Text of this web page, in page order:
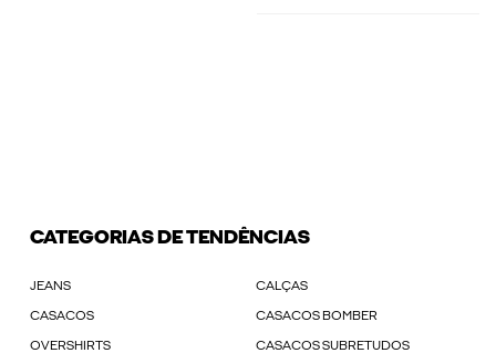
CATEGORIAS DE TENDÊNCIAS
JEANS CALÇAS
CASACOS CASACOS BOMBER
OVERSHIRTS CASACOS SUBRETUDOS